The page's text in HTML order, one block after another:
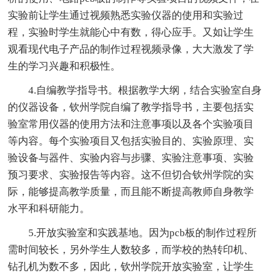
实验前让学生通过视频熟悉实验仪器的使用和实验过
程，实验时学生就能心中有数，得心应手。又如让学生
观看现代电子产品的制作过程视频录像，大大激发了学
生的学习兴趣和积极性。
4.自编教学指导书。根据教学大纲，结合实验室自身
的仪器设备，钦州学院自编了教学指导书，主要包括实
验室常用仪器的使用方法和注意事项以及各个实验项目
等内容。每个实验项目又包括实验目的、实验原理、实
验设备与器件、实验内容与步骤、实验注意事项、实验
预习要求、实验报告等内容。这不但切合钦州学院的实
际，能够提高教学质量，而且能不断提高教师自身教学
水平和科研能力。
5.开放实验室和实践基地。因为pcb板的制作过程所
需时间较长，另外学生人数较多，而学校的热转印机、
钻孔机为数不多，因此，钦州学院开放实验室，让学生